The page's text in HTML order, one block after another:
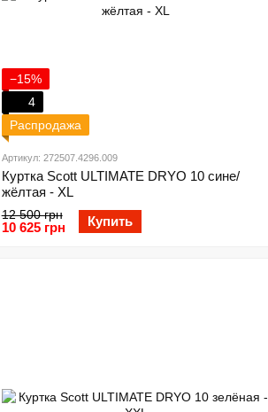
−15%
4
Распродажа
Артикул: 272507.4296.009
Куртка Scott ULTIMATE DRYO 10 сине/
жёлтая - XL
12 500 грн
10 625 грн Купить